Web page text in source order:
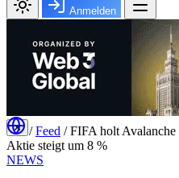
Anmelden
✕ / Feed / FIFA holt
Aktie steigt um 8 %
NEWS